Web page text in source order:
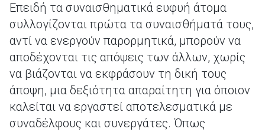
Επειδή τα συναισθηματικά ευφυή άτομα
συλλογίζονται πρώτα τα συναισθήματά τους,
αντί να ενεργούν παρορμητικά, μπορούν να
αποδέχονται τις απόψεις των άλλων, χωρίς
να βιάζονται να εκφράσουν τη δική τους
άποψη, μια δεξιότητα απαραίτητη για όποιον
καλείται να εργαστεί αποτελεσματικά με
συναδέλφους και συνεργάτες. Όπως